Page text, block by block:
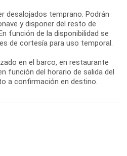
desalojados temprano. Podrán
y disponer del resto de
función de la disponibilidad se
de cortesía para uso temporal.
en el barco, en restaurante
función del horario de salida del
a confirmación en destino.